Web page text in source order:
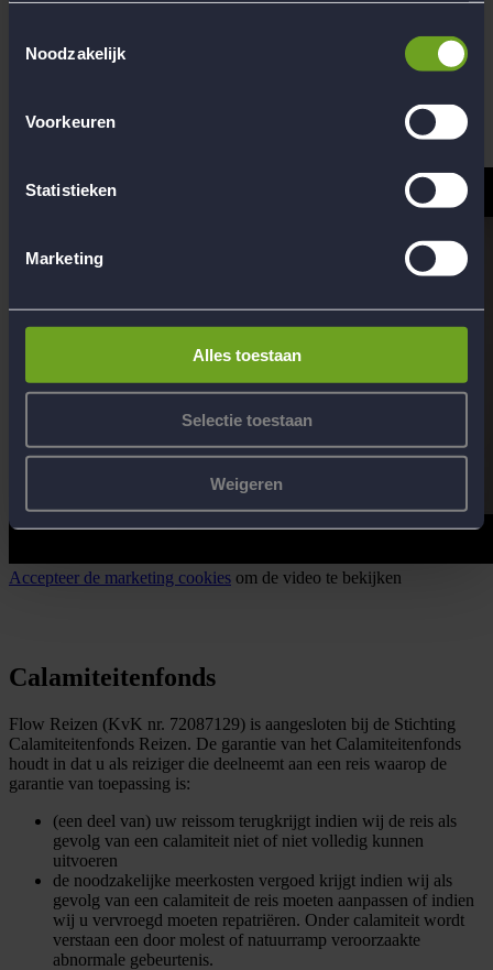
Noodzakelijk
Voorkeuren
Statistieken
Marketing
Alles toestaan
Selectie toestaan
Weigeren
Uitleg SGR-bijdrage
Accepteer de marketing cookies om de video te bekijken
Calamiteitenfonds
Flow Reizen (KvK nr. 72087129) is aangesloten bij de Stichting
Calamiteitenfonds Reizen. De garantie van het Calamiteitenfonds
houdt in dat u als reiziger die deelneemt aan een reis waarop de
garantie van toepassing is:
(een deel van) uw reissom terugkrijgt indien wij de reis als
gevolg van een calamiteit niet of niet volledig kunnen
uitvoeren
de noodzakelijke meerkosten vergoed krijgt indien wij als
gevolg van een calamiteit de reis moeten aanpassen of indien
wij u vervroegd moeten repatriëren. Onder calamiteit wordt
verstaan een door molest of natuurramp veroorzaakte
abnormale gebeurtenis.